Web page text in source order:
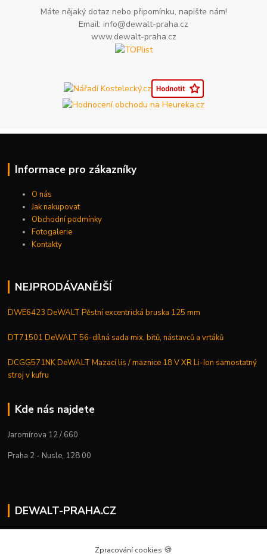
Máte nějaký dotaz nebo připomínku, napište nám!
Email: info@dewalt-praha.cz
www.dewalt-praha.cz
Informace pro zákazníky
O nás
Jak nakupovat
Obchodní podmínky
Fotogalerie
Kontakty
NEJPRODÁVANĚJŠÍ
DWE6423 DeWALT Pěstní excentrická bruska 125 mm
DT71501 DeWALT 56-dílná sada mix, bitů, nástavců a vrtáků
DCGG571NK DeWALT Mazací lis / maznice 18 V XR Li-Ion samostatný
stroj v kufru
Kde nás najdete
Jaromírova 12 / 660
Praha 2 - Nusle, 128 00
DEWALT-PRAHA.CZ
+420 224 936 535
Zpracování cookies 🍪